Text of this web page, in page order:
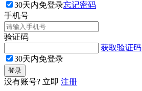
30天内免登录忘记密码
手机号
验证码
获取验证码
30天内免登录
没有账号? 立即 注册